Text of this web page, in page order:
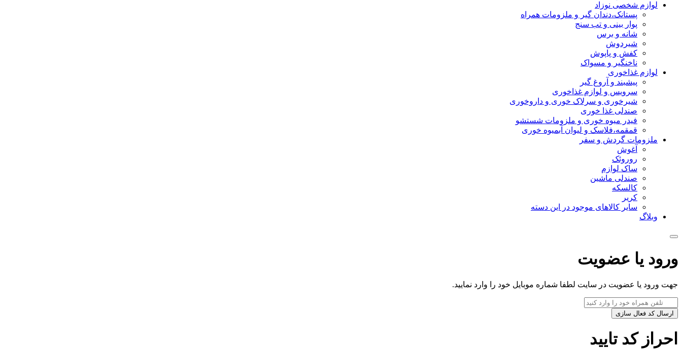
لوازم شخصی نوزاد
پستانک،دندان گیر و ملزومات همراه
پوار بینی و تب سنج
شانه و برس
شیردوش
کفش و پاپوش
ناخنگیر و مسواک
لوازم غذاخوری
پیشبند و آروغ گیر
سرویس و لوازم غذاخوری
شیرخوری و سرلاک خوری و داروخوری
صندلی غذا خوری
فیدر میوه خوری و ملزومات شستشو
قمقمه،فلاسک و لیوان آبمیوه خوری
ملزومات گردش و سفر
آغوش
روروئک
ساک لوازم
صندلی ماشین
کالسکه
کریر
سایر کالاهای موجود در این دسته
وبلاگ
ورود یا عضویت
جهت ورود یا عضویت در سایت لطفا شماره موبایل خود را وارد نمایید.
ارسال کد فعال سازی
احراز کد تایید